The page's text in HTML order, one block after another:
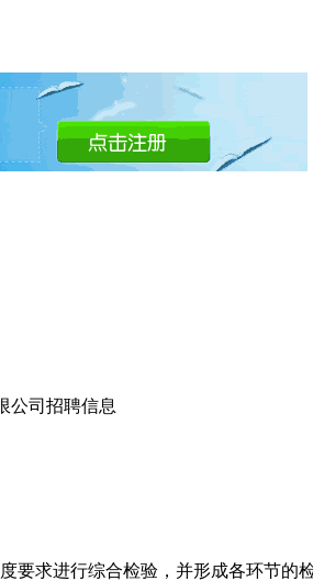
公司招聘信息
要求进行综合检验，并形成各环节